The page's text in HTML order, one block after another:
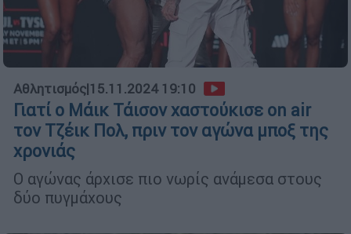
Αθλητισμός|15.11.2024 19:10
Γιατί ο Μάικ Τάισον χαστούκισε on air
τον Τζέικ Πολ, πριν τον αγώνα μποξ της
χρονιάς
Ο αγώνας άρχισε πιο νωρίς ανάμεσα στους
δύο πυγμάχους